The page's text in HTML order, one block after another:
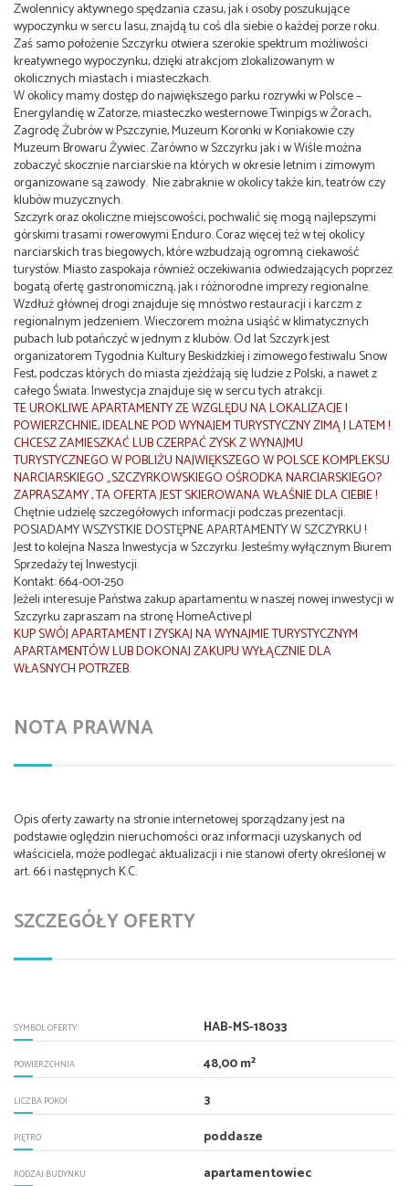
Zwolennicy aktywnego spędzania czasu, jak i osoby poszukujące
wypoczynku w sercu lasu, znajdą tu coś dla siebie o każdej porze roku.
Zaś samo położenie Szczyrku otwiera szerokie spektrum możliwości
kreatywnego wypoczynku, dzięki atrakcjom zlokalizowanym w
okolicznych miastach i miasteczkach.
W okolicy mamy dostęp do największego parku rozrywki w Polsce –
Energylandię w Zatorze, miasteczko westernowe Twinpigs w Żorach,
Zagrodę Żubrów w Pszczynie, Muzeum Koronki w Koniakowie czy
Muzeum Browaru Żywiec. Zarówno w Szczyrku jak i w Wiśle można
zobaczyć skocznie narciarskie na których w okresie letnim i zimowym
organizowane są zawody. Nie zabraknie w okolicy także kin, teatrów czy
klubów muzycznych.
Szczyrk oraz okoliczne miejscowości, pochwalić się mogą najlepszymi
górskimi trasami rowerowymi Enduro. Coraz więcej też w tej okolicy
narciarskich tras biegowych, które wzbudzają ogromną ciekawość
turystów. Miasto zaspokaja również oczekiwania odwiedzających poprzez
bogatą ofertę gastronomiczną, jak i różnorodne imprezy regionalne.
Wzdłuż głównej drogi znajduje się mnóstwo restauracji i karczm z
regionalnym jedzeniem. Wieczorem można usiąść w klimatycznych
pubach lub potańczyć w jednym z klubów. Od lat Szczyrk jest
organizatorem Tygodnia Kultury Beskidzkiej i zimowego festiwalu Snow
Fest, podczas których do miasta zjeżdżają się ludzie z Polski, a nawet z
całego Świata. Inwestycja znajduje się w sercu tych atrakcji.
TE UROKLIWE APARTAMENTY ZE WZGLĘDU NA LOKALIZACJE I
POWIERZCHNIE, IDEALNE POD WYNAJEM TURYSTYCZNY ZIMĄ I LATEM !
CHCESZ ZAMIESZKAĆ LUB CZERPAĆ ZYSK Z WYNAJMU
TURYSTYCZNEGO W POBLIŻU NAJWIĘKSZEGO W POLSCE KOMPLEKSU
NARCIARSKIEGO „SZCZYRKOWSKIEGO OŚRODKA NARCIARSKIEGO?
ZAPRASZAMY , TA OFERTA JEST SKIEROWANA WŁAŚNIE DLA CIEBIE !
Chętnie udzielę szczegółowych informacji podczas prezentacji.
POSIADAMY WSZYSTKIE DOSTĘPNE APARTAMENTY W SZCZYRKU !
Jest to kolejna Nasza Inwestycja w Szczyrku. Jesteśmy wyłącznym Biurem
Sprzedaży tej Inwestycji.
Kontakt:664-001-250
Jeżeli interesuje Państwa zakup apartamentu w naszej nowej inwestycji w
Szczyrku zapraszam na stronę HomeActive.pl
KUP SWÓJ APARTAMENT I ZYSKAJ NA WYNAJMIE TURYSTYCZNYM
APARTAMENTÓW LUB DOKONAJ ZAKUPU WYŁĄCZNIE DLA
WŁASNYCH POTRZEB.
NOTA PRAWNA
Opis oferty zawarty na stronie internetowej sporządzany jest na
podstawie oględzin nieruchomości oraz informacji uzyskanych od
właściciela, może podlegać aktualizacji i nie stanowi oferty określonej w
art. 66 i następnych K.C.
SZCZEGÓŁY OFERTY
SYMBOL OFERTY HAB-MS-18033
POWIERZCHNIA 48,00 m²
LICZBA POKOI 3
PIĘTRO poddasze
RODZAJ BUDYNKU apartamentowiec